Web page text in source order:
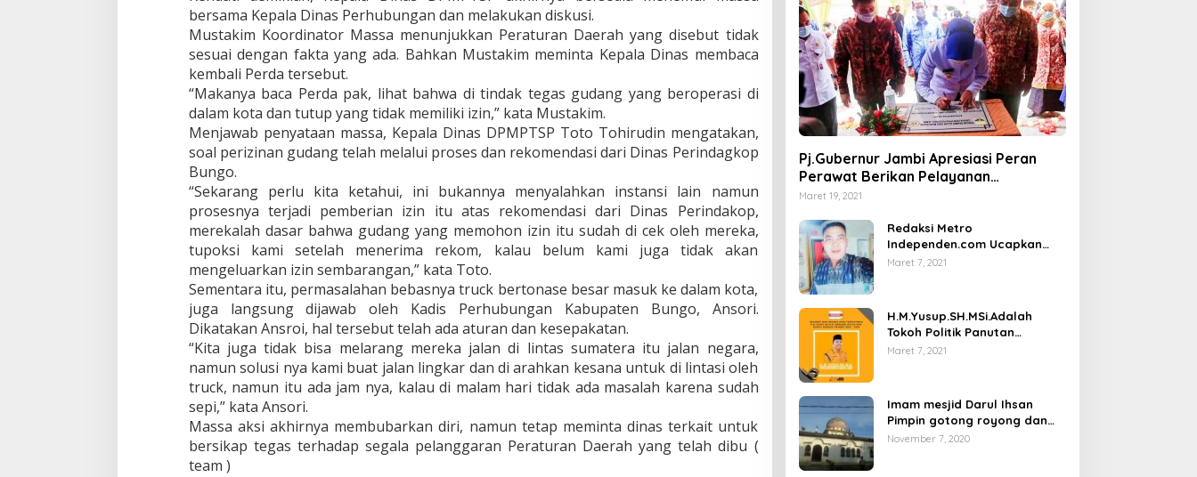
bersama Kepala Dinas Perhubungan dan melakukan diskusi.
Mustakim Koordinator Massa menunjukkan Peraturan Daerah yang disebut tidak
sesuai dengan fakta yang ada. Bahkan Mustakim meminta Kepala Dinas membaca
kembali Perda tersebut.
“Makanya baca Perda pak, lihat bahwa di tindak tegas gudang yang beroperasi di
dalam kota dan tutup yang tidak memiliki izin,” kata Mustakim.
Menjawab penyataan massa, Kepala Dinas DPMPTSP Toto Tohirudin mengatakan,
soal perizinan gudang telah melalui proses dan rekomendasi dari Dinas Perindagkop
Bungo.
“Sekarang perlu kita ketahui, ini bukannya menyalahkan instansi lain namun
prosesnya terjadi pemberian izin itu atas rekomendasi dari Dinas Perindakop,
merekalah dasar bahwa gudang yang memohon izin itu sudah di cek oleh mereka,
tupoksi kami setelah menerima rekom, kalau belum kami juga tidak akan
mengeluarkan izin sembarangan,” kata Toto.
Sementara itu, permasalahan bebasnya truck bertonase besar masuk ke dalam kota,
juga langsung dijawab oleh Kadis Perhubungan Kabupaten Bungo, Ansori.
Dikatakan Ansroi, hal tersebut telah ada aturan dan kesepakatan.
“Kita juga tidak bisa melarang mereka jalan di lintas sumatera itu jalan negara,
namun solusi nya kami buat jalan lingkar dan di arahkan kesana untuk di lintasi oleh
truck, namun itu ada jam nya, kalau di malam hari tidak ada masalah karena sudah
sepi,” kata Ansori.
Massa aksi akhirnya membubarkan diri, namun tetap meminta dinas terkait untuk
bersikap tegas terhadap segala pelanggaran Peraturan Daerah yang telah dibu (
team )
Pj.Gubernur Jambi Apresiasi Peran
Perawat Berikan Pelayanan
Kesehatan
Maret 19, 2021
Redaksi Metro
Independen.com Ucapkan
Ribuan Trimakasih Kepada
Maret 7, 2021
H.M.Yusup.SH.MSi.Adalah
Tokoh Politik Panutan
Bersosial Tinggi.
Maret 7, 2021
Imam mesjid Darul Ihsan
Pimpin gotong royong dan
rehab masjid di desa Tambun
November 7, 2020